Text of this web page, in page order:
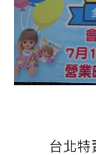
台北特